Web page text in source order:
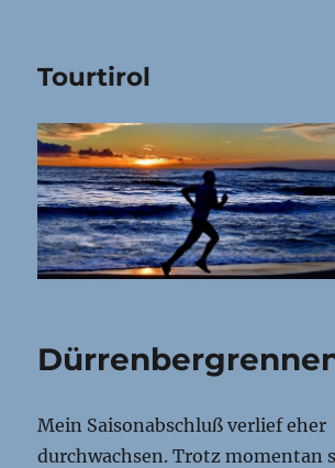
Tourtirol
Mein Saisonabschluß verlief eher
durchwachsen. Trotz momentan